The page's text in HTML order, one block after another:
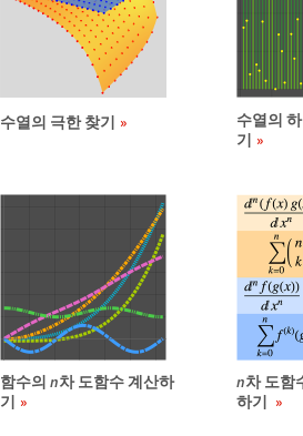
수열의 극한 찾기
수열의
기
함수의 n차 도함수 계산하
기
n차 도함
하기